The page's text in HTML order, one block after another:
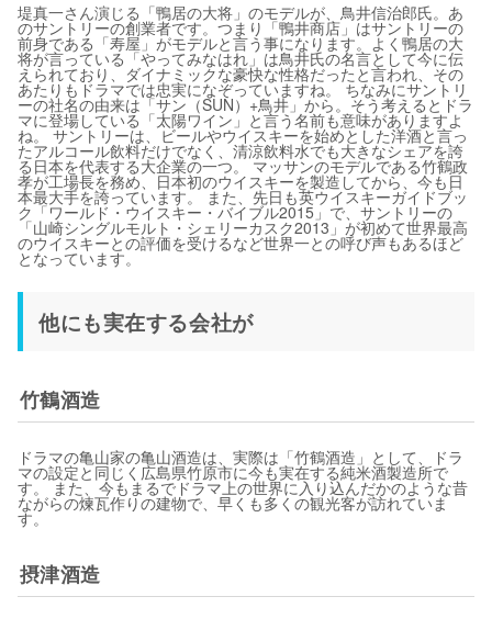
堤真一さん演じる「鴨居の大将」のモデルが、鳥井信治郎氏。あ
のサントリーの創業者です。つまり「鴨井商店」はサントリーの
前身である「寿屋」がモデルと言う事になります。よく鴨居の大
将が言っている「やってみなはれ」は鳥井氏の名言として今に伝
えられており、ダイナミックな豪快な性格だったと言われ、その
あたりもドラマでは忠実になぞっていますね。 ちなみにサントリ
ーの社名の由来は「サン（SUN）+鳥井」から。そう考えるとドラ
マに登場している「太陽ワイン」と言う名前も意味がありますよ
ね。 サントリーは、ビールやウイスキーを始めとした洋酒と言っ
たアルコール飲料だけでなく、清涼飲料水でも大きなシェアを誇
る日本を代表する大企業の一つ。 マッサンのモデルである竹鶴政
孝が工場長を務め、日本初のウイスキーを製造してから、今も日
本最大手を誇っています。 また、先日も英ウイスキーガイドブッ
ク「ワールド・ウイスキー・バイブル2015」で、サントリーの
「山崎シングルモルト・シェリーカスク2013」が初めて世界最高
のウイスキーとの評価を受けるなど世界一との呼び声もあるほど
となっています。
他にも実在する会社が
竹鶴酒造
ドラマの亀山家の亀山酒造は、実際は「竹鶴酒造」として、ドラ
マの設定と同じく広島県竹原市に今も実在する純米酒製造所で
す。 また、今もまるでドラマ上の世界に入り込んだかのような昔
ながらの煉瓦作りの建物で、早くも多くの観光客が訪れていま
す。
摂津酒造